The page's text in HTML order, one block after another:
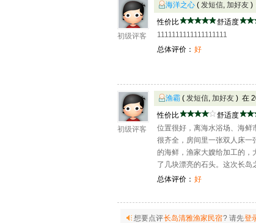
初级评客
海洋之心 ( 发短信, 加好友 )
性价比
舒适度
1111111111111111111
总体评价： 好
初级评客
渔霸 ( 发短信, 加好友 ) 在
性价比
舒适度
位置很好，离海水浴场、海鲜
很齐全，房间里一张双人床一
的海鲜，渔家大嫂给加工的，
了几块漂亮的石头。这次长岛
总体评价： 好
想要点评长岛清雅渔家民宿? 请先登